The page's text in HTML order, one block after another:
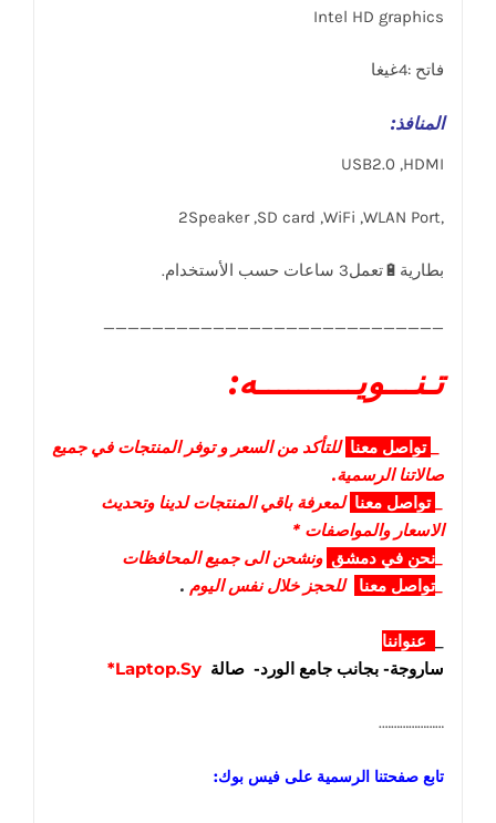
Intel HD graphics
فاتح :4غيغا
المنافذ:
USB2.0 ,HDMI
,2Speaker ,SD card ,WiFi ,WLAN Port
____________________________
تـنـــويــــــــــه:
تواصل معنا للتأكد من السعر و توفر المنتجات في جميع
صالاتنا الرسمية.
تواصل معنا لمعرفة باقي المنتجات لدينا وتحديث
الاسعار والمواصفات *
نحن في دمشق ونشحن الى جميع المحافظات
تواصل معنا للحجز خلال نفس اليوم .
عنواننا
ساروجة- بجانب جامع الورد- صالة
………………….
تابع صفحتنا الرسمية على فيس بوك: